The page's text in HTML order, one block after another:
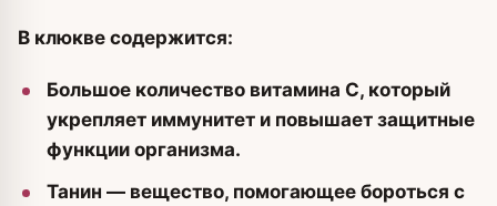
В клюкве содержится:
Большое количество витамина С, который
укрепляет иммунитет и повышает защитные
функции организма.
Танин — вещество, помогающее бороться с